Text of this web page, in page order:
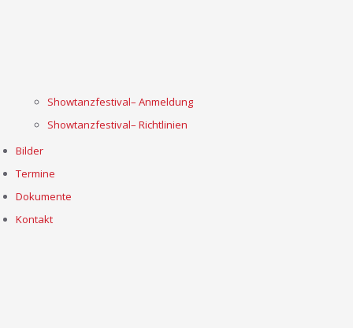
Showtanzfestival– Anmeldung
Showtanzfestival– Richtlinien
Bilder
Termine
Dokumente
Kontakt